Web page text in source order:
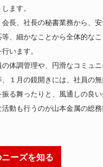
ます。
会長、社長の秘書業務から、
、細かなことから全体的な
います。
体調管理や、円滑なコミュニ
１月の鏡開きには、社員の
る舞ったりと、風通しの良い
動も行うのが山本金属の総務
ーズを知る